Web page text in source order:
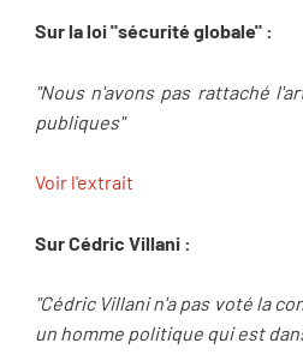
Sur la loi "sécurité globale" :
"Nous n'avons pas rattaché
publiques"
Voir l'extrait
Sur Cédric Villani :
"Cédric Villani n'a pas voté la
un homme politique qui est